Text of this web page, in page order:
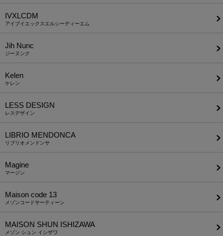
IVXLCDM
アイブイエックスエルシーディーエム
Jih Nunc
ジーヌンク
Kelen
ケレン
LESS DESIGN
レスデザイン
LIBRIO MENDONCA
リブリオメンドンサ
Magine
マージン
Maison code 13
メゾンコードサーティーン
MAISON SHUN ISHIZAWA
メゾン シュン イシザワ